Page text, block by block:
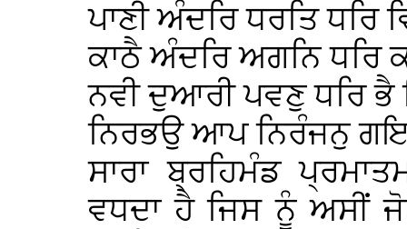
ਪਾਣੀ ਅੰਦਰਿ ਧਰਤਿ
ਕਾਠੈ ਅੰਦਰਿ ਅਗਨਿ
ਨਵੀ ਦੁਆਰੀ ਪਵਣੁ ਧਰਿ
ਨਿਰਭਉ ਆਪ ਨਿਰੰਜਨੁ
ਸਾਰਾ ਬ੍ਰਹਿਮੰਡ
ਵਧਦਾ ਹੈ ਜਿਸ ਨੂੰ ਅਸੀਂ